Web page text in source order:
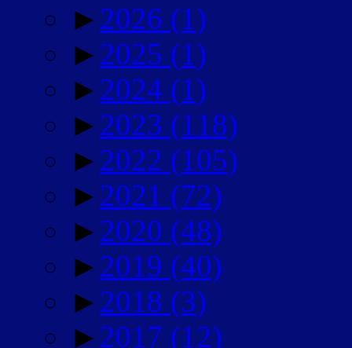
► 2026 (1)
► 2025 (1)
► 2024 (1)
► 2023 (118)
► 2022 (105)
► 2021 (72)
► 2020 (48)
► 2019 (40)
► 2018 (3)
► 2017 (12)